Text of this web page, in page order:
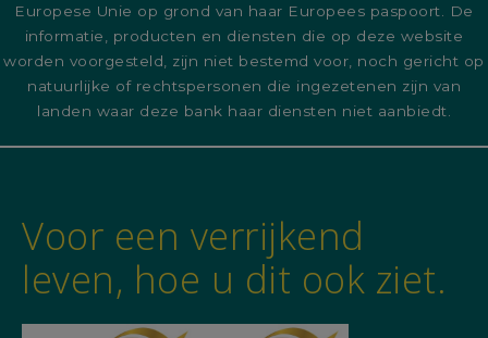
Europese Unie op grond van haar Europees paspoort. De
informatie, producten en diensten die op deze website
worden voorgesteld, zijn niet bestemd voor, noch gericht op
natuurlijke of rechtspersonen die ingezetenen zijn van
landen waar deze bank haar diensten niet aanbiedt.
Voor een verrijkend
leven, hoe u dit ook ziet.